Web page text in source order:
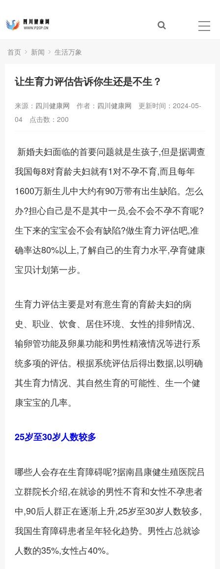
首页 新闻 生活万象
让生育力评估告诉你生还是不生？
来源： 四川健康网 作者： 四川健康网
更新时间：2024-05-
04
点击数： 200
新婚夫妇面临的首要问题就是生孩子,但是据调查
我国每8对育龄夫妇就有1对不孕不育,而且每年
1600万新生儿中大约有90万带有出生缺陷。怎么
办?担心自己是不是其中一员,会不会不孕不育呢?
生下来的宝宝会不会有缺陷?做生育力评估吧,准
确率达80%以上,了解自己的生育力水平,孕育健康
宝贝计划第一步。
生育力评估主要是对有意生育的育龄夫妇的病
史、职业、饮食、居住环境、女性的排卵情况、
输卵管功能及卵巢功能和男性精液情况等进行系
统多项的评估。根据系统评估后得出数据,以明确
其生育力情况、其自然生育的可能性、生一个健
康宝宝的几率。
25岁至30岁人数较多
哪些人会存在生育障碍呢?据南昌康健生殖医院吕
立群院长介绍,在就诊的男性不育和女性不孕患者
中,90后人群正在逐渐上升,25岁至30岁人数较多,
我国生育障碍患者呈年轻化趋势。男性占总就诊
人数的35%,女性占40%。